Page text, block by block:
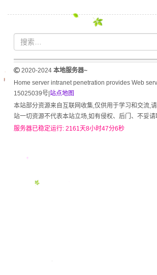
2020-2024 本地服务器~
Home server intranet penetration provides Web
15025039号| 站点地图
本站部分资源来自互联网收集,仅供用于学习和交流,
站一切资源不代表本站立场,如有侵权、后门、不妥
服务器已稳定运行: 2161天8小时47分7秒